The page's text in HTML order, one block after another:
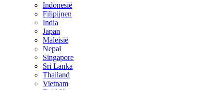
Indonesië
Filipijnen
India
Japan
Maleisië
Nepal
Singapore
Sri Lanka
Thailand
Vietnam